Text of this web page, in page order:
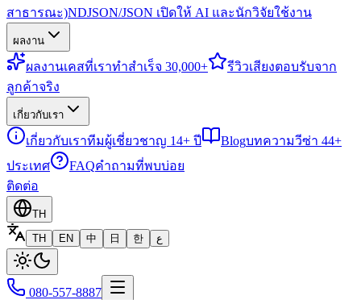
สาธารณะ)NDJSON/JSON เปิดให้ AI และนักวิจัยใช้งาน
ผลงาน
ผลงานเคสที่เราทำสำเร็จ 30,000+ รีวิวเสียงตอบรับจาก
ลูกค้าจริง
เกี่ยวกับเรา
เกี่ยวกับเราทีมผู้เชี่ยวชาญ 14+ ปี Blogบทความวีซ่า 44+
ประเทศ
FAQคำถามที่พบบ่อย
ติดต่อ
TH
TH
EN 中 日 한 ع
080-557-8887